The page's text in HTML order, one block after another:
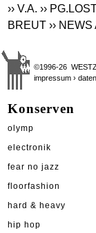
›› V.A. ››
BREUT ››
©1996-26
impressum ›
Konserven
olymp
electronik
fear no jazz
floorfashion
hard & heavy
hip hop